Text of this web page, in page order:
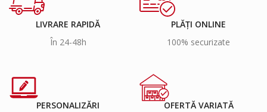
LIVRARE RAPIDĂ
În 24-48h
PLĂȚI ONLINE
100% securizate
PERSONALIZĂRI
OFERTĂ VARIATĂ